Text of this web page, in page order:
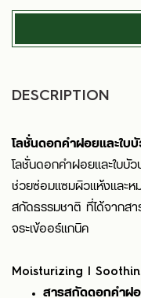
DESCRIPTION
โลชั่นดอกคำฝอยและใบ
โลชั่นดอกคำฝอยและใบบั
ช่วยซ่อมแซมผิวแห้งและ
สกัดธรรมชาติ ที่ได้จากส
จระเข้ออร์แกนิค
Moisturizing I
สารสกัดดอกคำฝ